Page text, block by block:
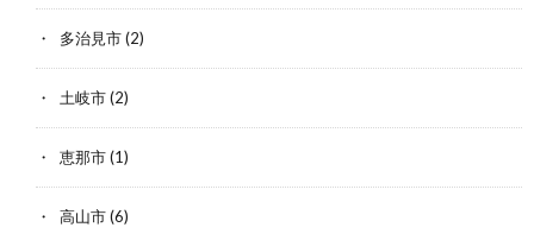
多治見市(2)
土岐市(2)
恵那市(1)
高山市(6)